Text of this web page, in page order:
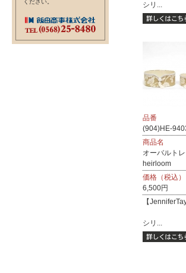
シリ...
品番
(904)HE-
商品名
オーバルト
heirloom
価格（税込）
6,500円
【
シリ...
ください。